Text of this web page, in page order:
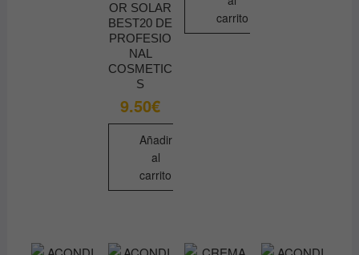
OR SOLAR
BEST20 DE
PROFESIO
NAL
COSMETIC
S
9.50€
Añadir
al
carrito
carrito